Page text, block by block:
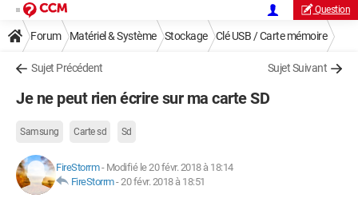
Question
Forum Matériel & Système Stockage Clé USB / Carte mémoire
Sujet Précédent Sujet Suivant
Je ne peut rien écrire sur ma carte SD
Samsung Carte sd Sd
FireStorrm- Modifié le 20 févr. 2018 à 18:14
FireStorrm-20 févr. 2018 à 18:51